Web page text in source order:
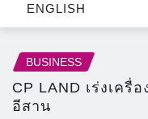
ENGLISH
BUSINESS
CP LAND เร่งเค
อีสาน